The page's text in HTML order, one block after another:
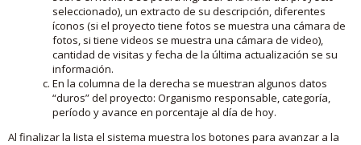
seleccionado), un extracto de su descripción, diferentes
íconos (si el proyecto tiene fotos se muestra una cámara de
fotos, si tiene videos se muestra una cámara de video),
cantidad de visitas y fecha de la última actualización se su
información.
En la columna de la derecha se muestran algunos datos
“duros” del proyecto: Organismo responsable, categoría,
período y avance en porcentaje al día de hoy.
Al finalizar la lista el sistema muestra los botones para avanzar a la